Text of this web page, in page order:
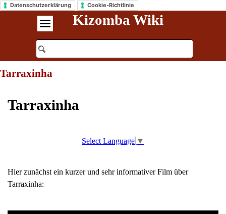
Datenschutzerklärung Cookie-Richtlinie
Kizomba Wiki
Tarraxinha
Tarraxinha
Select Language ▼
Hier zunächst ein kurzer und sehr informativer Film über
Tarraxinha: